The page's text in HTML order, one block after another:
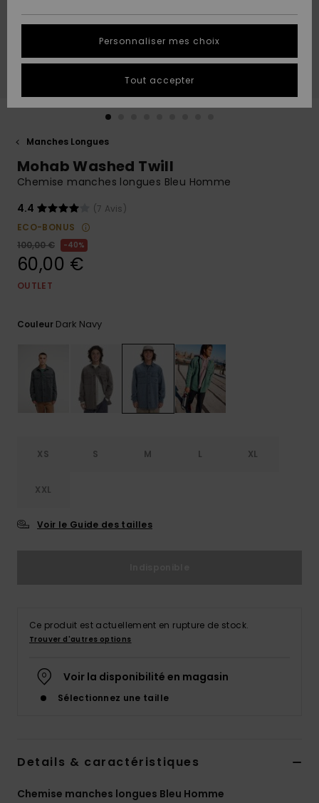
A
Découvrir
A
Découvrir
tailles
conversation
obtenir la
plus rapide
à votre
question.
Démarrer
et notre
formulaire
de
Consulter
QUIKSILVER
Manches Longues
Mohab Washed Twill
Chemise manches longues Bleu Homme
4.4
(7 Avis)
ECO-BONUS
100,00 €
40%
60,00 €
OUTLET
Couleur Dark Navy
XS S M L XL
XXL
Voir le Guide des tailles
Ce produit est actuellement en rupture de stock.
Trouver d'autres options
Voir la disponibilité en magasin
Sélectionnez une taille
Details & caractéristiques
Chemise manches longues Bleu Homme
Personnaliser mes choix
Tout accepter